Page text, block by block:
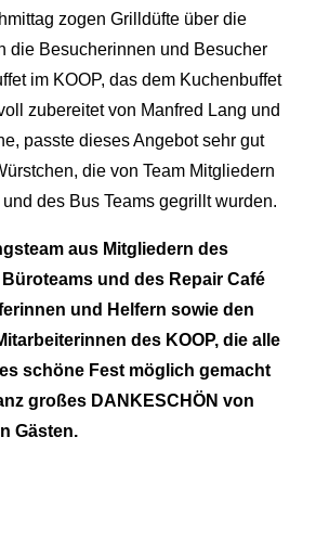
zogen Grilldüfte über die
die Besucherinnen und Besucher
im KOOP, das dem Kuchenbuffet
zubereitet von Manfred Lang und
passte dieses Angebot sehr gut
die von Team Mitgliedern
des Bus Teams gegrillt wurden.
aus Mitgliedern des
und des Repair Café
und Helfern sowie den
des KOOP, die alle
schöne Fest möglich gemacht
großes DANKESCHÖN von
Gästen.